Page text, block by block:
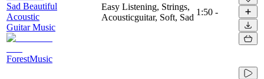
Sad Beautiful
Acoustic
Guitar Music
ForestMusic
Easy Listening, Strings,
Acousticguitar, Soft, Sad
1:50 -